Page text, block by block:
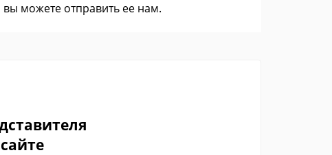
вы можете отправить ее нам.